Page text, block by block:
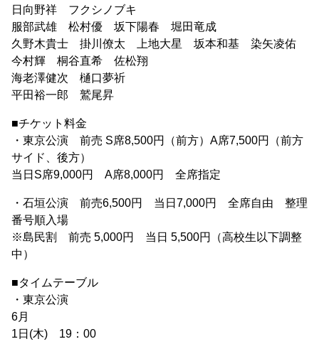
日向野祥 フクシノブキ
服部武雄 松村優 坂下陽春 堀田竜成
久野木貴士 掛川僚太 上地大星 坂本和基 染矢凌佑
今村輝 桐谷直希 佐松翔
海老澤健次 樋口夢祈
平田裕一郎 鷲尾昇
■チケット料金
・東京公演 前売 S席8,500円（前方）A席7,500円（前方
サイド、後方）
当日S席9,000円 A席8,000円 全席指定
・石垣公演 前売6,500円 当日7,000円 全席自由 整理
番号順入場
※島民割 前売 5,000円 当日 5,500円（高校生以下調整
中）
■タイムテーブル
・東京公演
6月
1日(木) 19：00